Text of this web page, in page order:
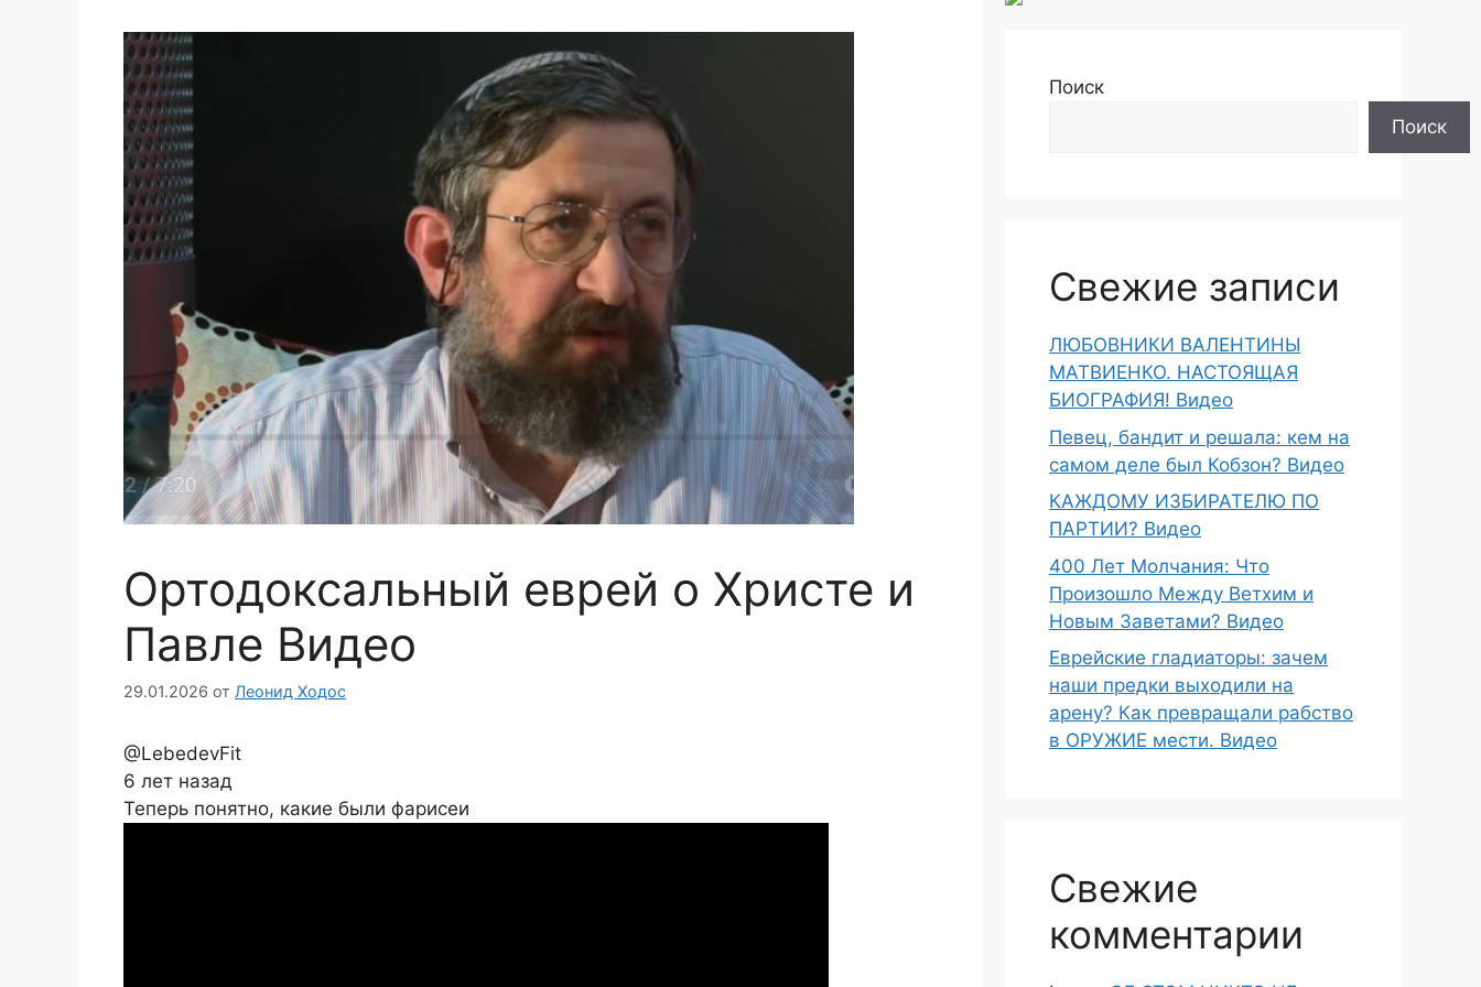
Ортодоксальный еврей о Христе и
Павле Видео
29.01.2026 от Леонид Ходос
@LebedevFit
6 лет назад
Теперь понятно, какие были фарисеи
Поиск
Поиск
Свежие записи
ЛЮБОВНИКИ ВАЛЕНТИНЫ
МАТВИЕНКО. НАСТОЯЩАЯ
БИОГРАФИЯ! Видео
Певец, бандит и решала: кем на
самом деле был Кобзон? Видео
КАЖДОМУ ИЗБИРАТЕЛЮ ПО
ПАРТИИ? Видео
400 Лет Молчания: Что
Произошло Между Ветхим и
Новым Заветами? Видео
Еврейские гладиаторы: зачем
наши предки выходили на
арену? Как превращали рабство
в ОРУЖИЕ мести. Видео
Свежие
комментарии